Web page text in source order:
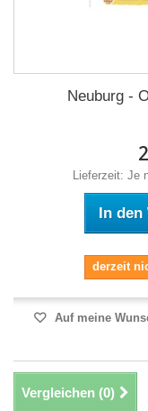
Neuburg -
Lieferzeit: Je
In den
derzeit
Auf meine
Vergleichen (0)